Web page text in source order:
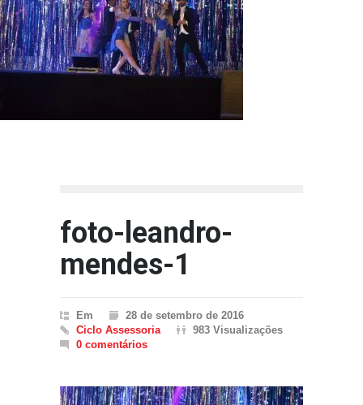
foto-leandro-
mendes-1
Em
28 de setembro de 2016
Ciclo Assessoria
983 Visualizações
0 comentários